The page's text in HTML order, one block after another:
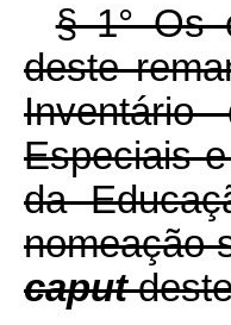
§ 1° Os
deste
Inventário
Especiais
da
nomeação
caput